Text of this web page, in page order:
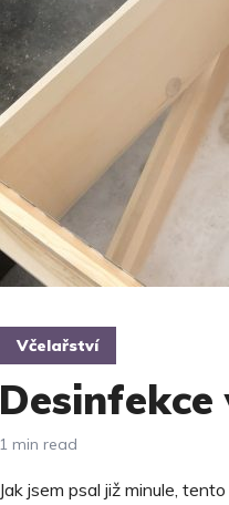
Včelařství
1 min read
Jak jsem psal již minule,